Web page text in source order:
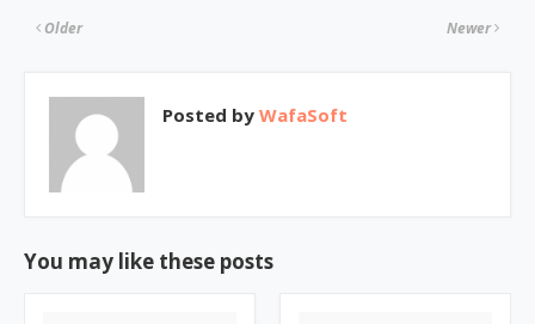
Newer
Older
Posted by WafaSoft
You may like these posts